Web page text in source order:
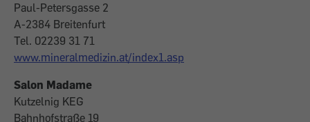
Paul-Petersgasse 2
A-2384 Breitenfurt
Tel. 02239 31 71
www.mineralmedizin.at/index1.asp
Salon Madame
Kutzelnig KEG
Bahnhofstraße 19